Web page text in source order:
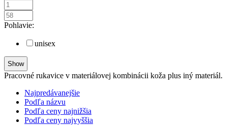
Pohlavie:
unisex
Pracovné rukavice v materiálovej kombinácii koža plus iný materiál.
Najpredávanejšie
Podľa názvu
Podľa ceny najnižšia
Podľa ceny najvyššia